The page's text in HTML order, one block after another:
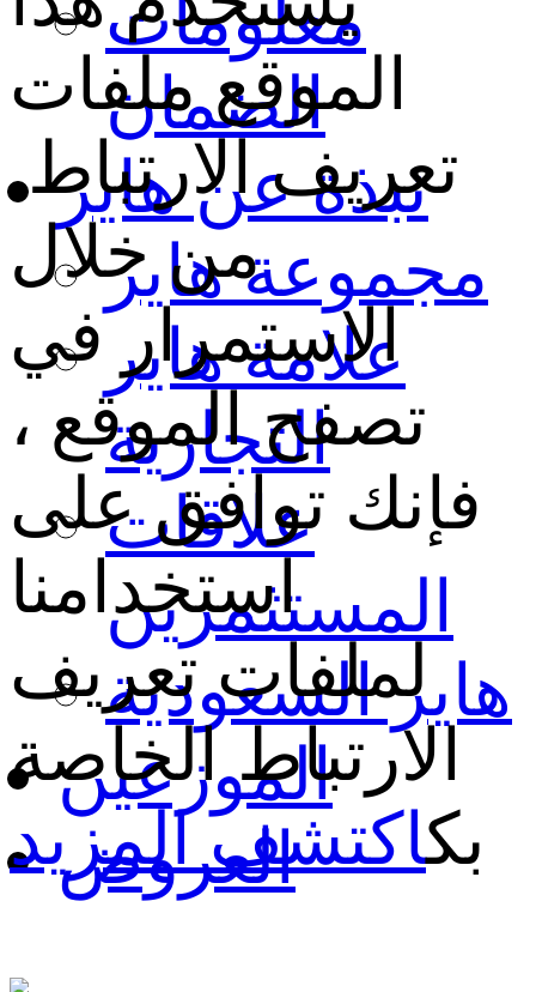
معلومات
الضمان
نبذة عن هاير
مجموعة هاير
علامة هاير
التجارية
علاقات
المستثمرين
هاير السعودية
الموزعين
العروض
الموقع ملفات
تعريف الارتباط.
من خلال
الاستمرار في
تصفح الموقع ،
فإنك توافق على
استخدامنا
لملفات تعريف
الارتباط الخاصة
بكاكتشف المزيد